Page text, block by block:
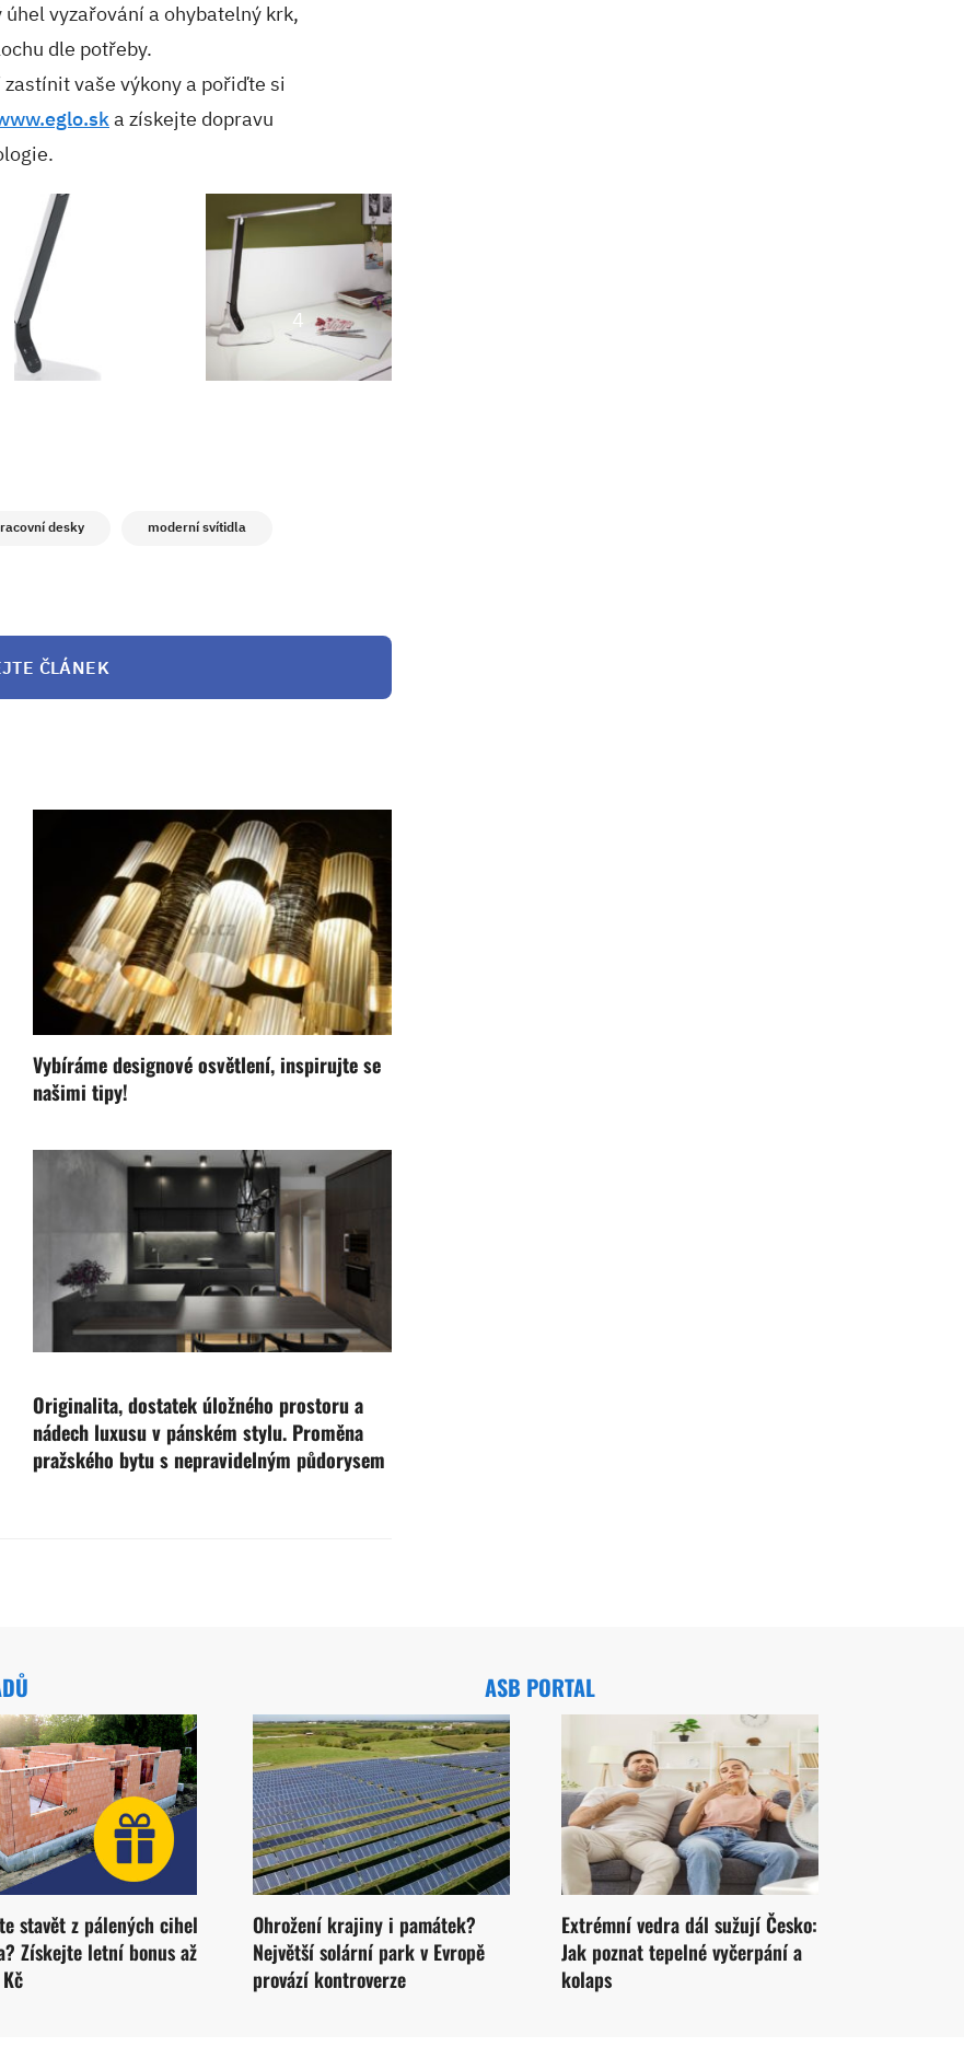
vyzařování a ohybatelný krk,
dle potřeby.
vaše výkony a pořiďte si
a získejte dopravu
4
desky moderní svítidla
ČLÁNEK
Vybíráme designové osvětlení, inspirujte se
našimi tipy!
Originalita, dostatek úložného prostoru a
nádech luxusu v pánském stylu. Proměna
pražského bytu s nepravidelným půdorysem
stavět z pálených cihel
Získejte letní bonus až
ASB PORTAL
Ohrožení krajiny i památek?
Největší solární park v Evropě
provází kontroverze
Extrémní vedra dál sužují Česko:
Jak poznat tepelné vyčerpání a
kolaps